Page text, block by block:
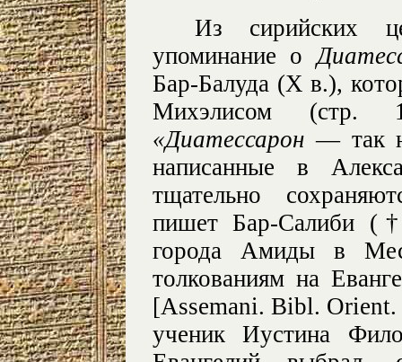
Из сирийских
упоминание о
Бар-Балуда (X в.),
Михэлисом (стр.
«Диатессарон— так
написанные в
тщательно
пишет Бар-Салиби (†
города Амиды в
толкованиям на
[Assemani. Bibl.
ученик Иустина